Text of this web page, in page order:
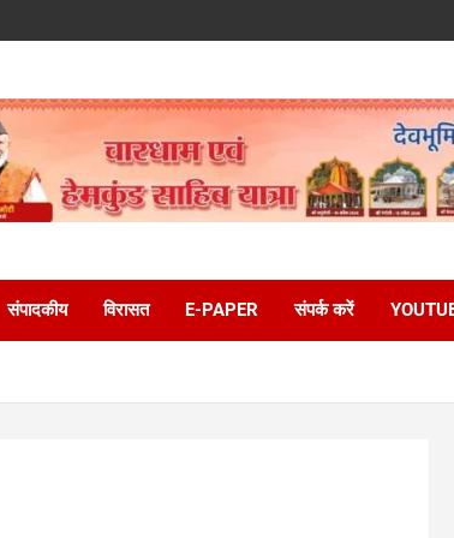
संपादकीय विरासत E-PAPER संपर्क करें